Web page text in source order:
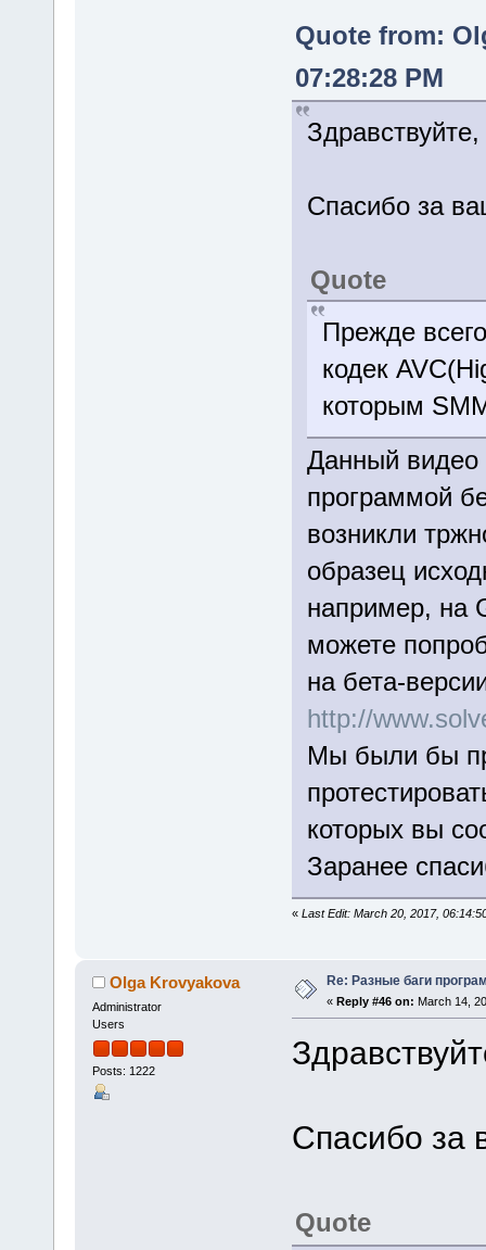
Quote from:
07:28:28 PM
Спасибо за
Quote
Прежде
кодек
которым
Данный видео
программой
возникли
образец
например, на
можете
на бета-
http://
Мы были бы
которых вы
Заранее
« Last Edit: March 20, 2017,
Olga Krovyakova
Administrator
Users
Posts: 1222
Re: Разные баги
« Reply #46 on: March 14,
Спасибо за
Quote